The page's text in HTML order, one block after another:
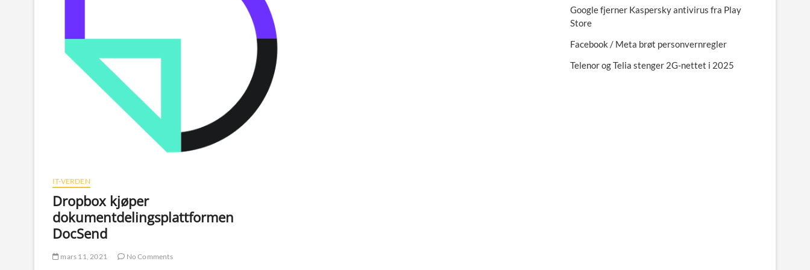
IT-VERDEN
Dropbox kjøper
dokumentdelingsplattformen
DocSend
mars 11, 2021
No Comments
Google fjerner Kaspersky antivirus fra Play
Store
Facebook / Meta brøt personvernregler
Telenor og Telia stenger 2G-nettet i 2025